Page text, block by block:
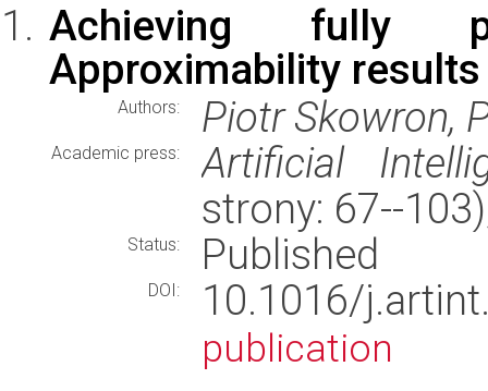
Achieving fully
Approximability results
Authors: Piotr Skowron,
Academic press:
Artificial
strony: 67--
Status: Published
DOI: 10.1016/
publication